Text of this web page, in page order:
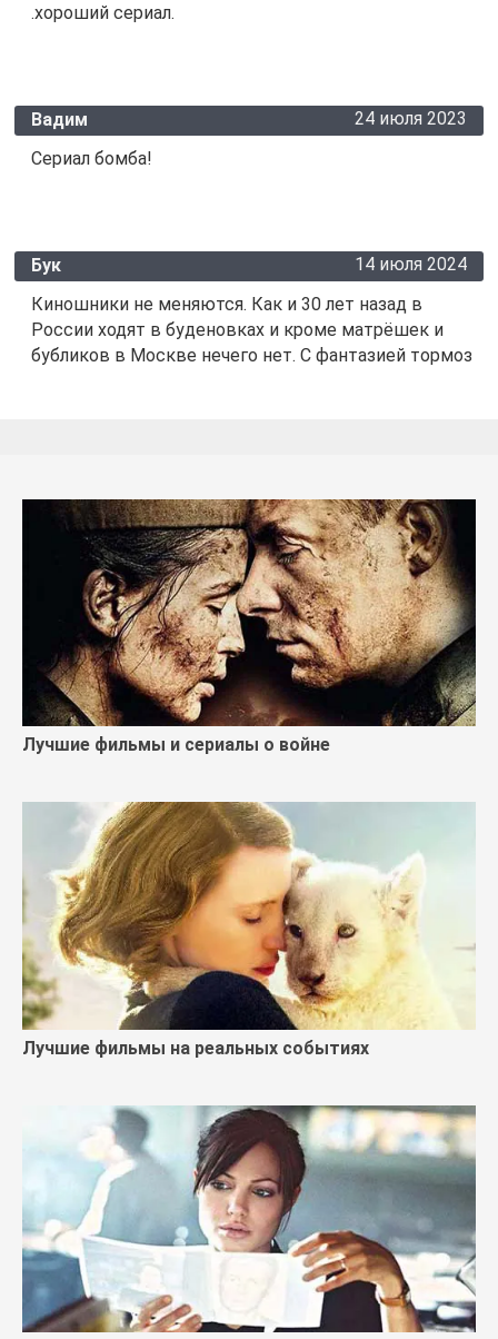
.хороший сериал.
Вадим
24 июля 2023
Сериал бомба!
Бук
14 июля 2024
Киношники не меняются. Как и 30 лет назад в
России ходят в буденовках и кроме матрёшек и
бубликов в Москве нечего нет. С фантазией тормоз
Лучшие фильмы и сериалы о войне
Лучшие фильмы на реальных событиях